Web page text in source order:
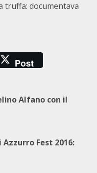
truffa: documentava
Post
Alfano con il
Fest 2016: